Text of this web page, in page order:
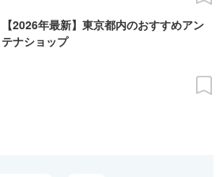
【2026年最新】東京都内のおすすめアン
テナショップ